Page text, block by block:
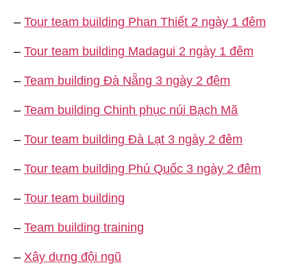
– Tour team building Phan Thiết 2 ngày 1 đêm
– Tour team building Madagui 2 ngày 1 đêm
– Team building Đà Nẵng 3 ngày 2 đêm
– Team building Chinh phục núi Bạch Mã
– Tour team building Đà Lạt 3 ngày 2 đêm
– Tour team building Phú Quốc 3 ngày 2 đêm
– Tour team building
– Team building training
– Xây dựng đội ngũ